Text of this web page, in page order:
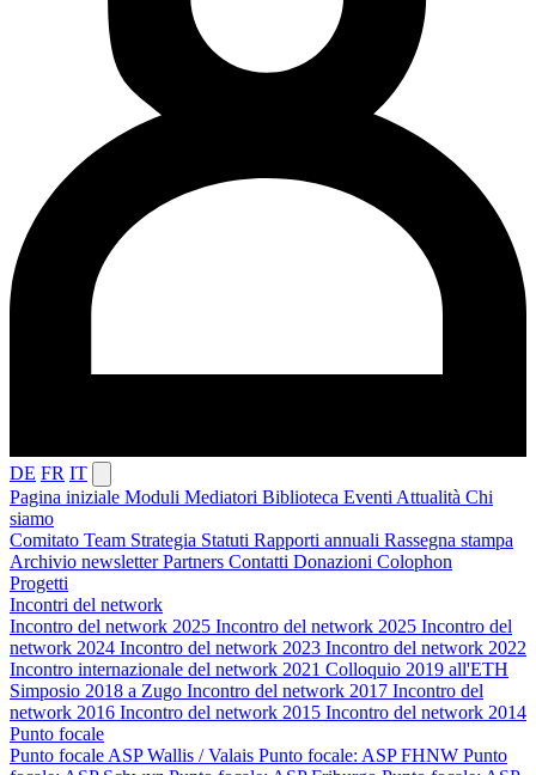
DE FR IT
Pagina iniziale Moduli Mediatori Biblioteca Eventi Attualità Chi
siamo
Comitato Team Strategia Statuti Rapporti annuali Rassegna stampa
Archivio newsletterPartners Contatti Donazioni Colophon
Progetti
Incontri del network
Incontro del network 2025 Incontro del network 2025 Incontro del
network 2024 Incontro del network 2023 Incontro del network 2022
Incontro internazionale del network 2021 Colloquio 2019 all'ETH
Simposio 2018 a Zugo Incontro del network 2017 Incontro del
network 2016 Incontro del network 2015 Incontro del network 2014
Punto focale
Punto focale ASP Wallis / Valais Punto focale: ASP FHNW Punto